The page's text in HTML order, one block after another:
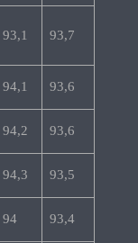
93,1 93,7
94,1 93,6
94,2 93,6
94,3 93,5
94 93,4